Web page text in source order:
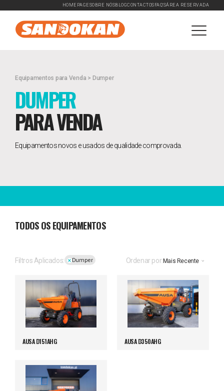
HOMEPAGE SOBRE NÓSBLOGCONTACTOS FAQ'SÁREA RESERVADA
Equipamentos para Venda > Dumper
DUMPER
PARA VENDA
Equipamentos novos e usados de qualidade comprovada.
TODOS OS EQUIPAMENTOS
Filtros Aplicados: Dumper Ordenar por:Mais Recente
AUSA D151AHG AUSA D350AHG